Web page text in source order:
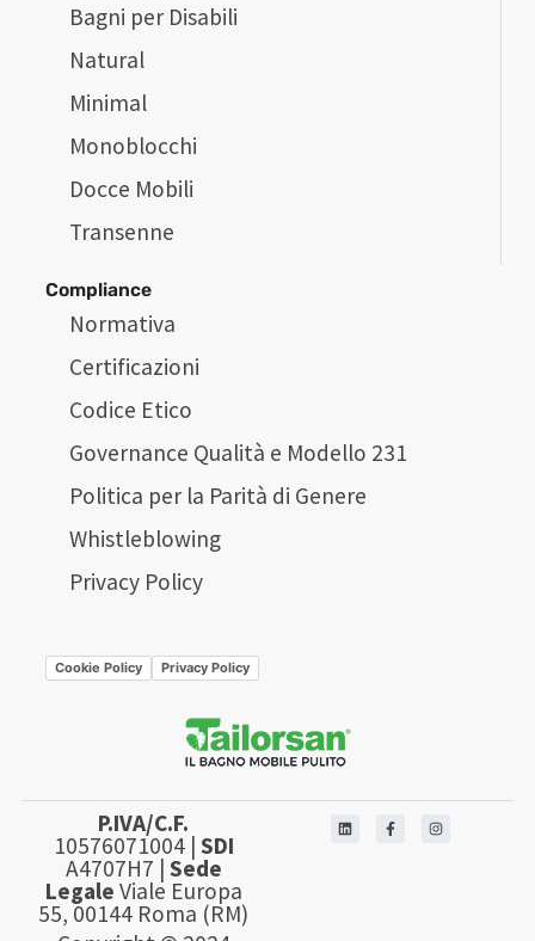
Bagni per Disabili
Natural
Minimal
Monoblocchi
Docce Mobili
Transenne
Compliance
Normativa
Certificazioni
Codice Etico
Governance Qualità e Modello 231
Politica per la Parità di Genere
Whistleblowing
Privacy Policy
Cookie Policy Privacy Policy
P.IVA/C.F.
10576071004 | SDI
A4707H7 | Sede
Legale Viale Europa
55, 00144 Roma (RM)